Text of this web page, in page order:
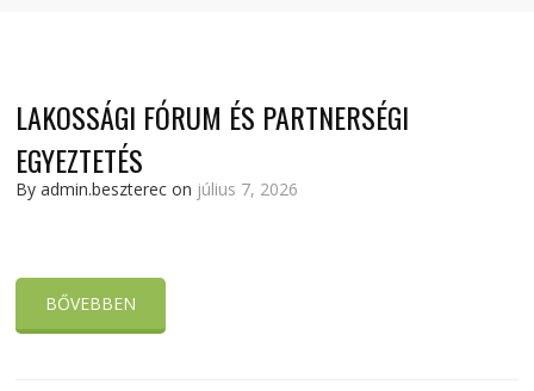
LAKOSSÁGI FÓRUM ÉS PARTNERSÉGI
EGYEZTETÉS
By admin.beszterec on július 7, 2026
BŐVEBBEN